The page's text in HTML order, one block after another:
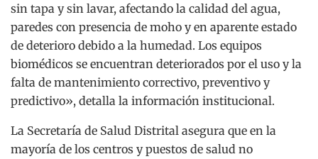
sin tapa y sin lavar, afectando la calidad del agua,
paredes con presencia de moho y en aparente estado
de deterioro debido a la humedad. Los equipos
biomédicos se encuentran deteriorados por el uso y la
falta de mantenimiento correctivo, preventivo y
predictivo», detalla la información institucional.
La Secretaría de Salud Distrital asegura que en la
mayoría de los centros y puestos de salud no